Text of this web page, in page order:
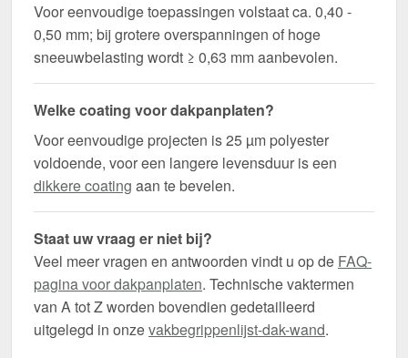
Voor eenvoudige toepassingen volstaat ca. 0,40 -
0,50 mm; bij grotere overspanningen of hoge
sneeuwbelasting wordt ≥ 0,63 mm aanbevolen.
Welke coating voor dakpanplaten?
Voor eenvoudige projecten is 25 µm polyester
voldoende, voor een langere levensduur is een
dikkere coating aan te bevelen.
Staat uw vraag er niet bij?
Veel meer vragen en antwoorden vindt u op de FAQ-
pagina voor dakpanplaten. Technische vaktermen
van A tot Z worden bovendien gedetailleerd
uitgelegd in onzevakbegrippenlijst-dak-wand.